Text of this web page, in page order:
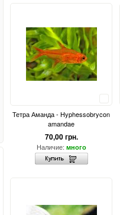
Тетра Аманда - Hyphessobrycon
amandae
70,00 грн.
Наличие: много